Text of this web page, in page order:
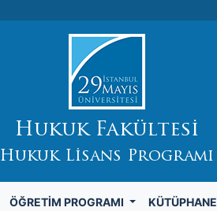
Hukuk Fakültesi
Hukuk Lisans Programı
ÖĞRETIM PROGRAMI KÜTÜPHANE